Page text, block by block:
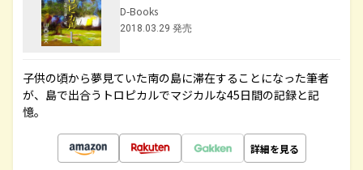
D-Books
2018.03.29 発売
子供の頃から夢見ていた南の島に滞在することになった筆者
が、島で出合うトロピカルでマジカルな45日間の記録と記
憶。
詳細を見る